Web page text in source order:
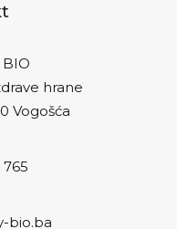
hrane
Vogošća
bio.ba